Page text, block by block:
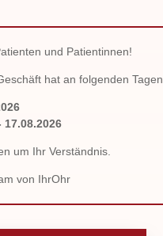
und Patientinnen!
hat an folgenden Tagen
17.08.2026
um Ihr Verständnis.
von IhrOhr